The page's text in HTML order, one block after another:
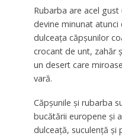
Rubarba are acel
devine minunat
dulceața căpșunilor
crocant de unt, zahăr
un desert care
vară.
Căpșunile și rubarba
bucătării europene și
dulceață, suculență și